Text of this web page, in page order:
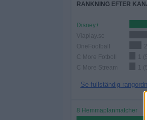
RANKNING EFTER
Disney+
Viaplay.se
OneFootball
C More Fotboll
1
C More Stream
1
Se fullständig
8 Hemmaplanmatcher